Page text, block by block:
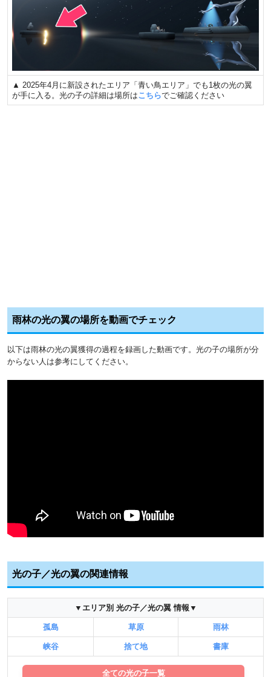
▲ 2025年4月に新設されたエリア「青い鳥エリア」でも1枚の光の翼
が手に入る。光の子の詳細は場所はこちらでご確認ください
雨林の光の翼の場所を動画でチェック
以下は雨林の光の翼獲得の過程を録画した動画です。光の子の場所が分
からない人は参考にしてください。
光の子／光の翼の関連情報
▼エリア別 光の子／光の翼 情報▼
孤島 草原 雨林
峡谷 捨て地 書庫
全ての光の子一覧